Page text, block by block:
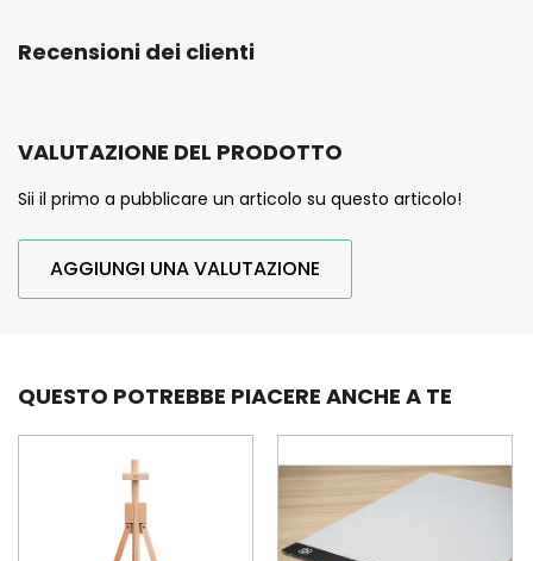
Recensioni dei clienti
VALUTAZIONE DEL PRODOTTO
Sii il primo a pubblicare un articolo su questo articolo!
AGGIUNGI UNA VALUTAZIONE
QUESTO POTREBBE PIACERE ANCHE A TE